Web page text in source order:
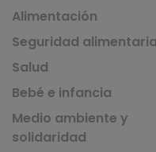
Alimentación
Seguridad alimentaria
Salud
Bebé e infancia
Medio ambiente y
solidaridad